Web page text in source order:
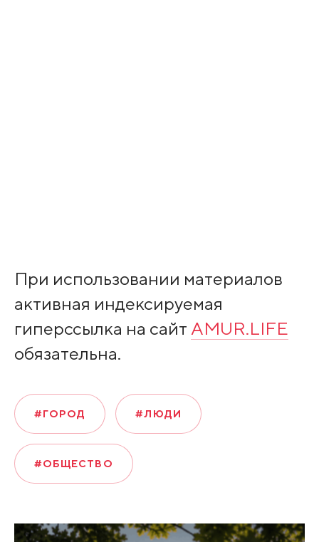
При использовании материалов
активная индексируемая
гиперссылка на сайт AMUR.LIFE
обязательна.
#ГОРОД #ЛЮДИ
#ОБЩЕСТВО